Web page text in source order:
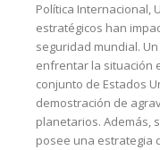
Política Internacional,
estratégicos han
seguridad mundial.
enfrentar la situación
conjunto de Estados
demostración de
planetarios. Además,
posee una estrategia